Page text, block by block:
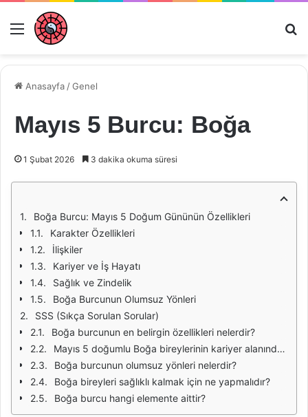
Menü
Anasayfa /Genel
Mayıs 5 Burcu: Boğa
1 Şubat 2026 3 dakika okuma süresi
Boğa Burcu: Mayıs 5 Doğum Gününün Özellikleri
Karakter Özellikleri
İlişkiler
Kariyer ve İş Hayatı
Sağlık ve Zindelik
Boğa Burcunun Olumsuz Yönleri
SSS (Sıkça Sorulan Sorular)
Boğa burcunun en belirgin özellikleri nelerdir?
Mayıs 5 doğumlu Boğa bireylerinin kariyer alanındaki güçlü yönleri nelerdir?
Boğa burcunun olumsuz yönleri nelerdir?
Boğa bireyleri sağlıklı kalmak için ne yapmalıdır?
Boğa burcu hangi elemente aittir?